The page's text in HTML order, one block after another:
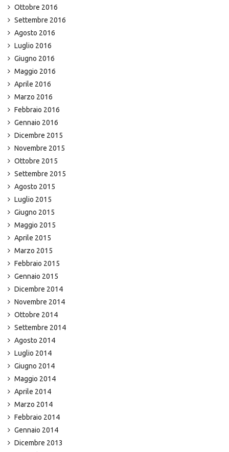
Ottobre 2016
Settembre 2016
Agosto 2016
Luglio 2016
Giugno 2016
Maggio 2016
Aprile 2016
Marzo 2016
Febbraio 2016
Gennaio 2016
Dicembre 2015
Novembre 2015
Ottobre 2015
Settembre 2015
Agosto 2015
Luglio 2015
Giugno 2015
Maggio 2015
Aprile 2015
Marzo 2015
Febbraio 2015
Gennaio 2015
Dicembre 2014
Novembre 2014
Ottobre 2014
Settembre 2014
Agosto 2014
Luglio 2014
Giugno 2014
Maggio 2014
Aprile 2014
Marzo 2014
Febbraio 2014
Gennaio 2014
Dicembre 2013